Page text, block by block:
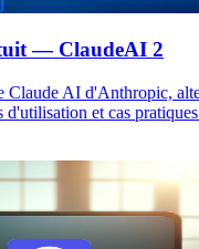
— ClaudeAI 2
Claude AI d'Anthropic,
et cas